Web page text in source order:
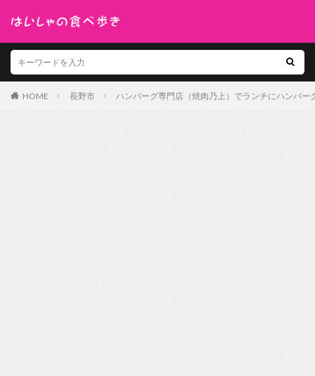
HOME 長野市 ハンバーグ専門店（焼肉乃上）でランチにハンバー